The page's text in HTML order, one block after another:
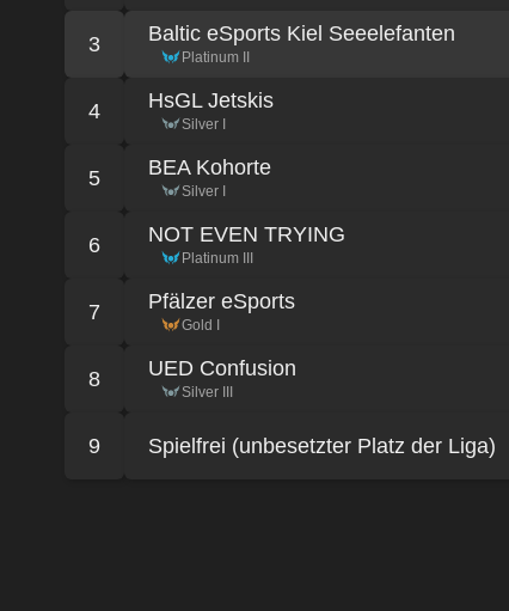
3 Baltic eSports Kiel Seeelefanten
Platinum II
4 HsGL Jetskis
Silver I
5 BEA Kohorte
Silver I
6 NOT EVEN TRYING
Platinum III
7 Pfälzer eSports
Gold I
8 UED Confusion
Silver III
9 Spielfrei (unbesetzter Platz der Liga)